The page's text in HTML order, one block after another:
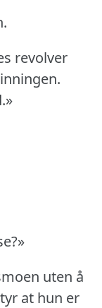
revolver
uten å
at hun er